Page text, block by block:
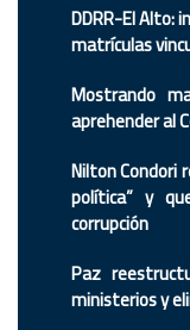
DDRR-El Alto:
matrículas
Mostrando
aprehender al
Nilton Condori
política” y
corrupción
Paz
ministerios y